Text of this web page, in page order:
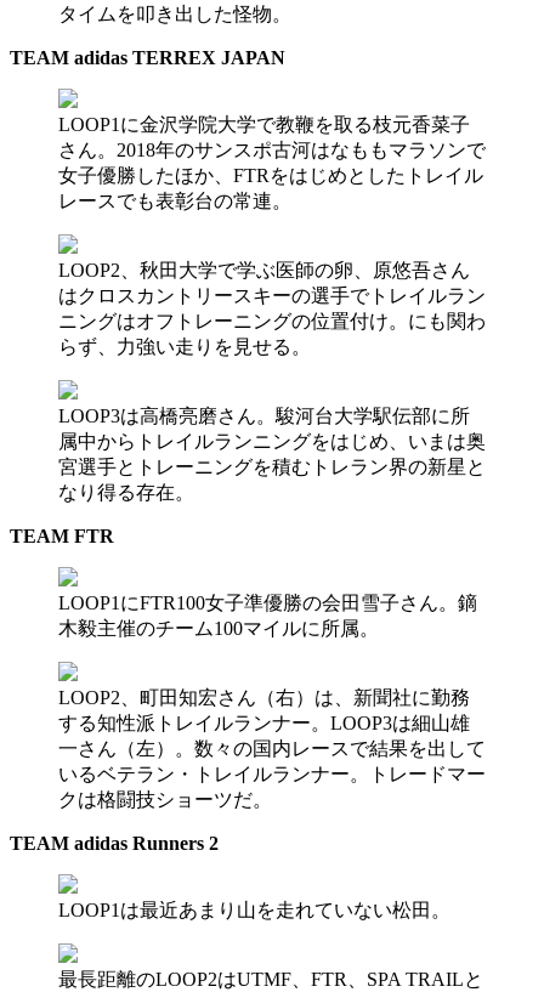
タイムを叩き出した怪物。
TEAM adidas TERREX JAPAN
LOOP1に金沢学院大学で教鞭を取る枝元香菜子
さん。2018年のサンスポ古河はなももマラソンで
女子優勝したほか、FTRをはじめとしたトレイル
レースでも表彰台の常連。
LOOP2、秋田大学で学ぶ医師の卵、原悠吾さん
はクロスカントリースキーの選手でトレイルラン
ニングはオフトレーニングの位置付け。にも関わ
らず、力強い走りを見せる。
LOOP3は高橋亮磨さん。駿河台大学駅伝部に所
属中からトレイルランニングをはじめ、いまは奥
宮選手とトレーニングを積むトレラン界の新星と
なり得る存在。
TEAM FTR
LOOP1にFTR100女子準優勝の会田雪子さん。鏑
木毅主催のチーム100マイルに所属。
LOOP2、町田知宏さん（右）は、新聞社に勤務
する知性派トレイルランナー。LOOP3は細山雄
一さん（左）。数々の国内レースで結果を出して
いるベテラン・トレイルランナー。トレードマー
クは格闘技ショーツだ。
TEAM adidas Runners 2
LOOP1は最近あまり山を走れていない松田。
最長距離のLOOP2はUTMF、FTR、SPA TRAILと